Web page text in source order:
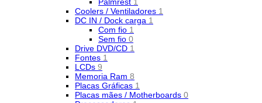
Coolers / Ventiladores 1
DC IN / Dock carga 1
Com fio 1
Sem fio 0
Drive DVD/CD 1
Fontes 1
LCDs 9
Memoria Ram 8
Placas Gráficas 1
Placas mães / Motherboards 0